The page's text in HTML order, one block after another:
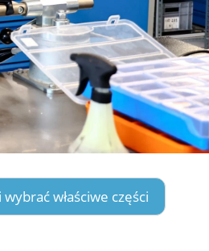
właściwe części